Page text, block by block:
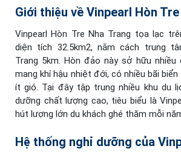
Giới thiệu về Vinpearl Hòn
Vinpearl Hòn Tre Nha Trang tọa lạc
diện tích 32.5km2, nằm cách trung
Trang 5km. Hòn đảo này sở hữu nhiều
mang khí hậu nhiệt đới, có nhiều bãi
ít gió. Tại đây tập trung nhiều khu du
dưỡng chất lượng cao, tiêu biểu là
hút lượng lớn du khách ghé thăm mỗi
Hệ thống nghỉ dưỡng của